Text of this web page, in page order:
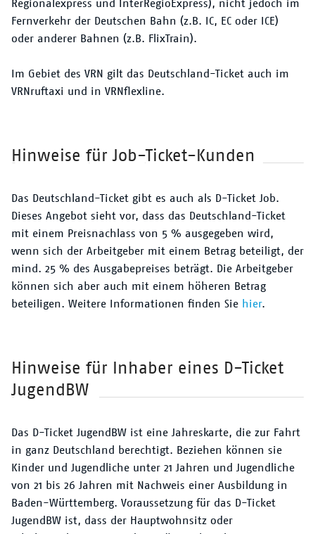
Regionalexpress und InterRegioExpress), nicht jedoch im
Fernverkehr der Deutschen Bahn (z.B. IC, EC oder ICE)
oder anderer Bahnen (z.B. FlixTrain).
Im Gebiet des VRN gilt das Deutschland-Ticket auch im
VRNruftaxi und in VRNflexline.
Hinweise für Job-Ticket-Kunden
Das Deutschland-Ticket gibt es auch als D-Ticket Job.
Dieses Angebot sieht vor, dass das Deutschland-Ticket
mit einem Preisnachlass von 5 % ausgegeben wird,
wenn sich der Arbeitgeber mit einem Betrag beteiligt, der
mind. 25 % des Ausgabepreises beträgt. Die Arbeitgeber
können sich aber auch mit einem höheren Betrag
beteiligen. Weitere Informationen finden Sie hier.
Hinweise für Inhaber eines D-Ticket
JugendBW
Das D-Ticket JugendBW ist eine Jahreskarte, die zur Fahrt
in ganz Deutschland berechtigt. Beziehen können sie
Kinder und Jugendliche unter 21 Jahren und Jugendliche
von 21 bis 26 Jahren mit Nachweis einer Ausbildung in
Baden-Württemberg. Voraussetzung für das D-Ticket
JugendBW ist, dass der Hauptwohnsitz oder